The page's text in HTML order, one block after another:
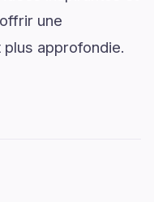
une
approfondie.